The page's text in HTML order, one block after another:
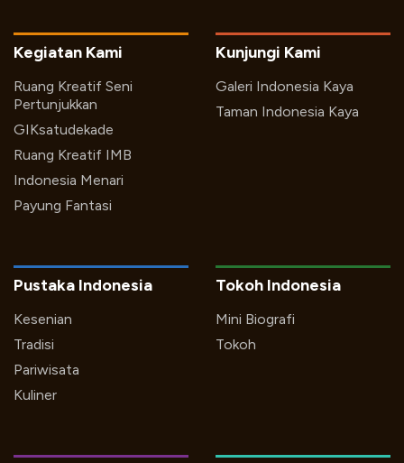
Kegiatan Kami
Ruang Kreatif Seni
Pertunjukkan
GIKsatudekade
Ruang Kreatif IMB
Indonesia Menari
Payung Fantasi
Kunjungi Kami
Galeri Indonesia Kaya
Taman Indonesia Kaya
Pustaka Indonesia
Kesenian
Tradisi
Pariwisata
Kuliner
Tokoh Indonesia
Mini Biografi
Tokoh